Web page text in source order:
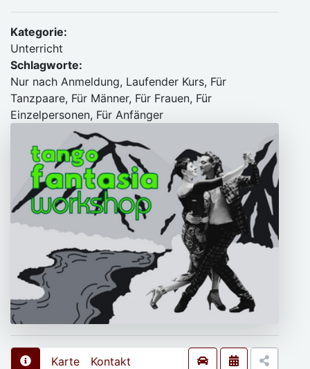
Kategorie:
Unterricht
Schlagworte:
Nur nach Anmeldung, Laufender Kurs, Für
Tanzpaare, Für Männer, Für Frauen, Für
Einzelpersonen, Für Anfänger
Karte Kontakt